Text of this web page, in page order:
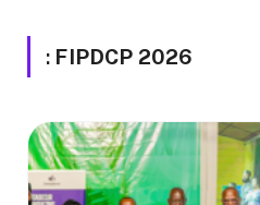
: FIPDCP 2026